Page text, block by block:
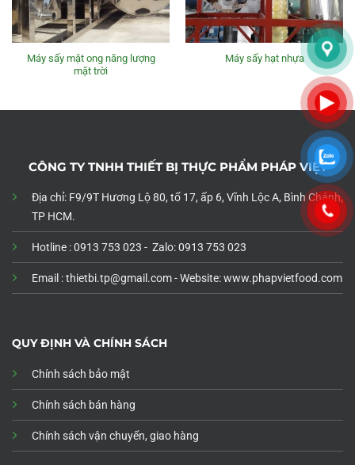
Máy sấy mật ong năng lượng
mặt trời
Máy sấy hạt nhựa
CÔNG TY TNHH THIẾT BỊ THỰC PHẨM PHÁP VIỆT
Địa chỉ: F9/9T Hương Lộ 80, tổ 17, ấp 6, Vĩnh Lộc A, Bình Chánh,
TP HCM.
Hotline : 0913 753 023 - Zalo: 0913 753 023
Email : thietbi.tp@gmail.com -Website: www.phapvietfood.com
QUY ĐỊNH VÀ CHÍNH SÁCH
Chính sách bảo mật
Chính sách bán hàng
Chính sách vận chuyển, giao hàng